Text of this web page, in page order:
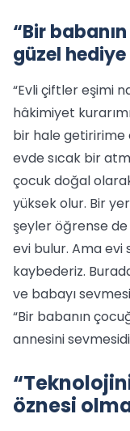
“Bir
güzel
“Evli çiftler eşimi
hâkimiyet
bir hale getiririme
evde sıcak bir
çocuk doğal
yüksek olur. Bir
şeyler öğrense
evi bulur. Ama evi
kaybederiz.
ve babayı
“Bir babanın
annesini
öznesi